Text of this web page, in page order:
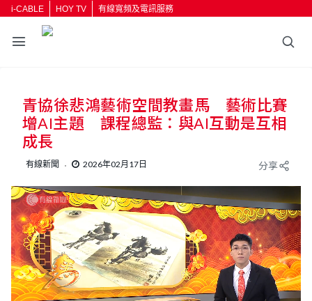
i-CABLE HOY TV 有線寬頻及電訊服務
青協徐悲鴻藝術空間教畫馬 藝術比賽
增AI主題 課程總監：與AI互動是互相
成長
有線新聞 2026年02月17日 分享